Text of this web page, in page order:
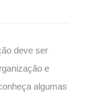
deve ser
e
algumas